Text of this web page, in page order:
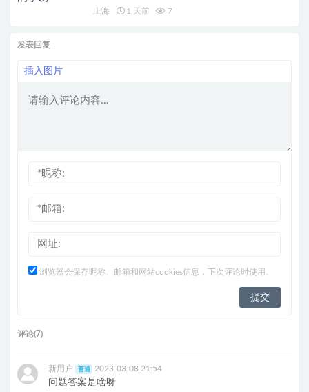
上海 1 天前 7
发表回复
插入图片
浏览器会保存昵称、邮箱和网站cookies信息，下次评论时使用。
评论(7)
新用户 普通 2023-03-08 21:54
问题答案是啥呀